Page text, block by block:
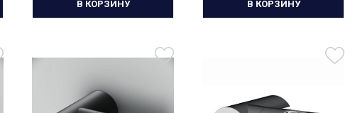
В КОРЗИНУ В КОРЗИНУ